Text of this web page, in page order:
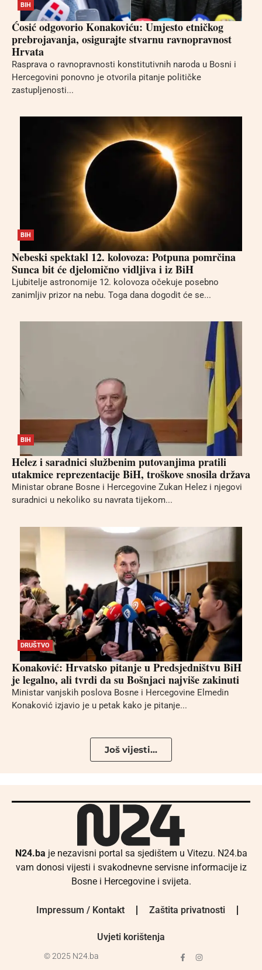
BIH
Ćosić odgovorio Konakoviću: Umjesto etničkog
prebrojavanja, osigurajte stvarnu ravnopravnost
Hrvata
Rasprava o ravnopravnosti konstitutivnih naroda u Bosni i
Hercegovini ponovno je otvorila pitanje političke
zastupljenosti...
BIH
Nebeski spektakl 12. kolovoza: Potpuna pomrčina
Sunca bit će djelomično vidljiva i iz BiH
Ljubitelje astronomije 12. kolovoza očekuje posebno
zanimljiv prizor na nebu. Toga dana dogodit će se...
BIH
Helez i saradnici službenim putovanjima pratili
utakmice reprezentacije BiH, troškove snosila država
Ministar obrane Bosne i Hercegovine Zukan Helez i njegovi
suradnici u nekoliko su navrata tijekom...
DRUŠTVO
Konaković: Hrvatsko pitanje u Predsjedništvu BiH
je legalno, ali tvrdi da su Bošnjaci najviše zakinuti
Ministar vanjskih poslova Bosne i Hercegovine Elmedin
Konaković izjavio je u petak kako je pitanje...
Još vijesti...
N24.ba je nezavisni portal sa sjedištem u Vitezu. N24.ba
vam donosi vijesti i svakodnevne servisne informacije iz
Bosne i Hercegovine i svijeta.
Impressum / Kontakt Zaštita privatnosti
Uvjeti korištenja
© 2025 N24.ba